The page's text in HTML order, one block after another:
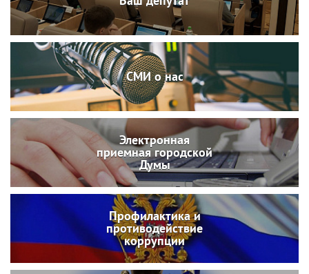
СМИ о нас
Электронная
приемная городской
Думы
Профилактика и
противодействие
коррупции